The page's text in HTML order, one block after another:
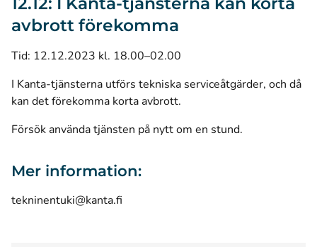
avbrott förekomma
Tid: 12.12.2023 kl. 18.00–02.00
I Kanta-tjänsterna utförs tekniska serviceåtgärder, och då
kan det förekomma korta avbrott.
Försök använda tjänsten på nytt om en stund.
Mer information:
tekninentuki@kanta.fi